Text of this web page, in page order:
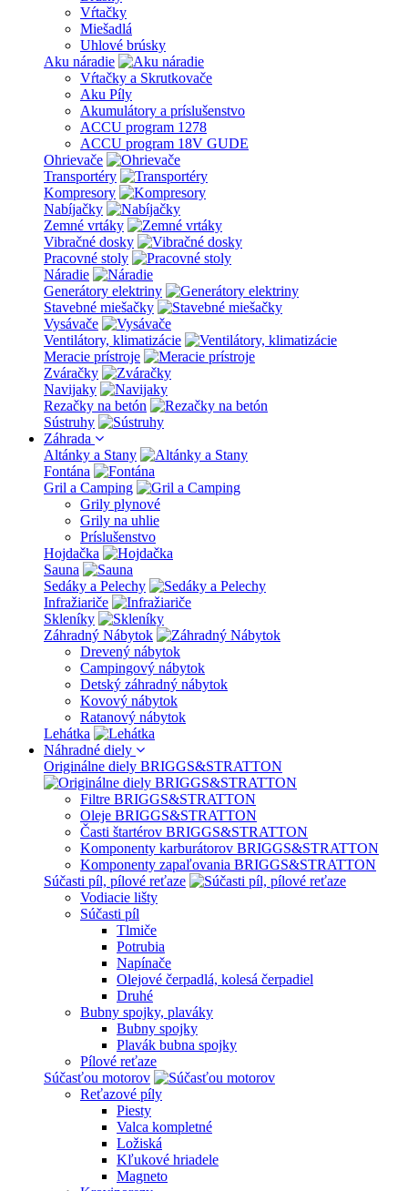
Vŕtačky
Miešadlá
Uhlové brúsky
Aku náradie
Vŕtačky a Skrutkovače
Aku Píly
Akumulátory a príslušenstvo
ACCU program 1278
ACCU program 18V GUDE
Ohrievače
Transportéry
Kompresory
Nabíjačky
Zemné vrtáky
Vibračné dosky
Pracovné stoly
Náradie
Generátory elektriny
Stavebné miešačky
Vysávače
Ventilátory, klimatizácie
Meracie prístroje
Zváračky
Navijaky
Rezačky na betón
Sústruhy
Záhrada
Altánky a Stany
Fontána
Gril a Camping
Grily plynové
Grily na uhlie
Príslušenstvo
Hojdačka
Sauna
Sedáky a Pelechy
Infražiariče
Skleníky
Záhradný Nábytok
Drevený nábytok
Campingový nábytok
Detský záhradný nábytok
Kovový nábytok
Ratanový nábytok
Lehátka
Náhradné diely
Originálne diely BRIGGS&STRATTON
Filtre BRIGGS&STRATTON
Oleje BRIGGS&STRATTON
Časti štartérov BRIGGS&STRATTON
Komponenty karburátorov BRIGGS&STRATTON
Komponenty zapaľovania BRIGGS&STRATTON
Súčasti píl, pílové reťaze
Vodiacie lišty
Súčasti píl
Tlmiče
Potrubia
Napínače
Olejové čerpadlá, kolesá čerpadiel
Druhé
Bubny spojky, plaváky
Bubny spojky
Plavák bubna spojky
Pílové reťaze
Súčasťou motorov
Reťazové píly
Piesty
Valca kompletné
Ložiská
Kľukové hriadele
Magneto